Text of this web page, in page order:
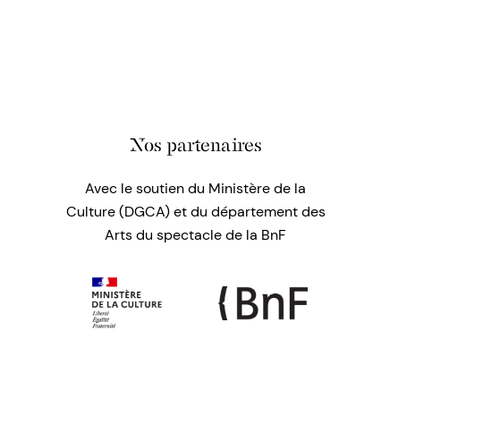
Nos partenaires
Avec le soutien du Ministère de la
Culture (DGCA) et du département des
Arts du spectacle de la BnF